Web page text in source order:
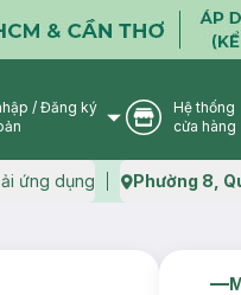
User Icon
/ Đăng ký
Store
Hệ thống
cửa hàng
ứng dụng Phường 8,